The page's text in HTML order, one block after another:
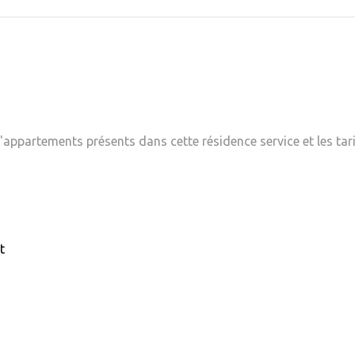
présents dans cette résidence service et les